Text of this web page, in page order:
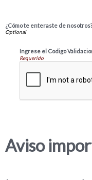
¿Cómo te enteraste de nosotros?
Ingrese el Codigo
Requerido
Aviso